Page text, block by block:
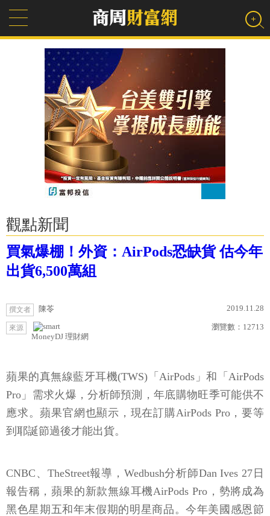
觀點新聞
買氣爆棚！外資：AirPods恐缺貨 估今年
出貨6,500萬組
撰文者 陳苓 2019.11.28
來源
MoneyDJ 理財網
瀏覽數： 12713
蘋果的真無線藍牙耳機(TWS)「AirPods」和「AirPods
Pro」需求火爆，分析師預測，年底購物旺季可能供不
應求。蘋果官網也顯示，現在訂購AirPods Pro，要等
到耶誕節過後才能出貨。
CNBC、TheStreet報導，Wedbush分析師Dan Ives 27日
報告稱，蘋果的新款無線耳機AirPods Pro，勢將成為
黑色星期五和年末假期的明星商品。今年美國感恩節